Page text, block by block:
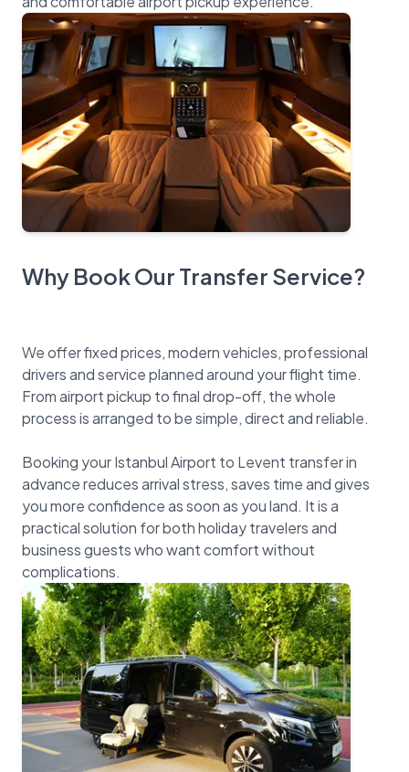
Why Book Our Transfer Service?
We offer fixed prices, modern vehicles, professional
drivers and service planned around your flight time.
From airport pickup to final drop-off, the whole
process is arranged to be simple, direct and reliable.
Booking your Istanbul Airport to Levent transfer in
advance reduces arrival stress, saves time and gives
you more confidence as soon as you land. It is a
practical solution for both holiday travelers and
business guests who want comfort without